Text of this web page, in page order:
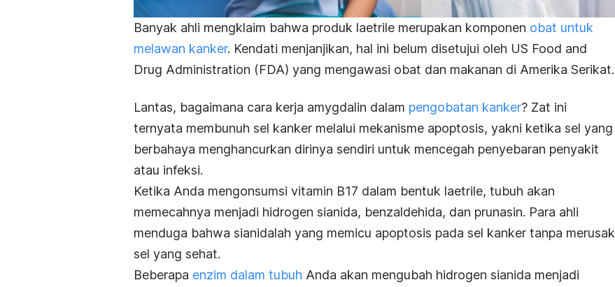
Banyak ahli mengklaim bahwa produk laetrile merupakan komponen obat untuk
melawan kanker. Kendati menjanjikan, hal ini belum disetujui oleh US Food and
Drug Administration (FDA) yang mengawasi obat dan makanan di Amerika Serikat.
Lantas, bagaimana cara kerja amygdalin dalam pengobatan kanker? Zat ini
ternyata membunuh sel kanker melalui mekanisme apoptosis, yakni ketika sel yang
berbahaya menghancurkan dirinya sendiri untuk mencegah penyebaran penyakit
atau infeksi.
Ketika Anda mengonsumsi vitamin B17 dalam bentuk laetrile, tubuh akan
memecahnya menjadi hidrogen sianida, benzaldehida, dan prunasin. Para ahli
menduga bahwa sianidalah yang memicu apoptosis pada sel kanker tanpa merusak
sel yang sehat.
Beberapa enzim dalam tubuh Anda akan mengubah hidrogen sianida menjadi